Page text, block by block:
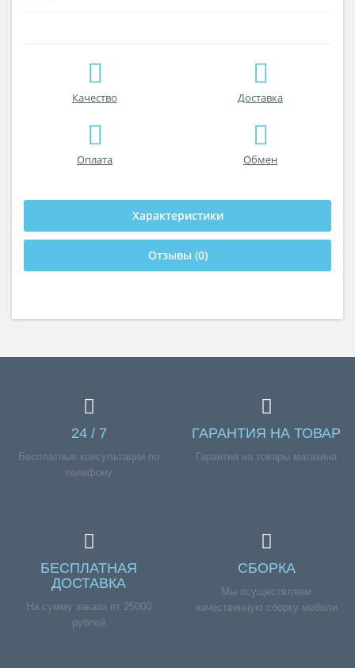
Качество Доставка
Оплата Обмен
Характеристики
Отзывы (0)
24 / 7
Бесплатные консультации по
телефону
ГАРАНТИЯ НА ТОВАР
Гарантия на товары магазина
БЕСПЛАТНАЯ
ДОСТАВКА
На сумму заказа от 25000
рублей
СБОРКА
Мы осуществляем
качественную сборку мебели